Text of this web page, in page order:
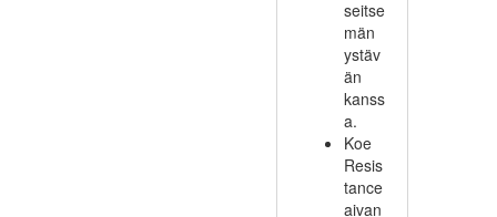
seitse
män
ystäv
än
kanss
a.
Koe
Resis
tance
aivan